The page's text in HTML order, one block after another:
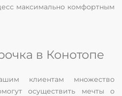
максимально комфортным
в Конотопе
клиентам множество
осуществить мечты о